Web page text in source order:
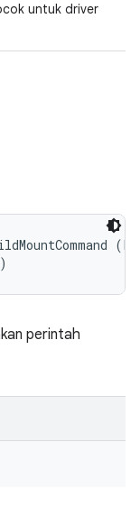
untuk driver
perintah